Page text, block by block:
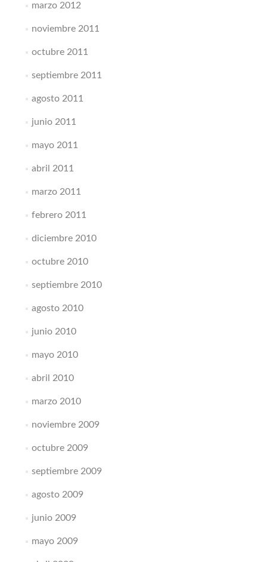
marzo 2012
noviembre 2011
octubre 2011
septiembre 2011
agosto 2011
junio 2011
mayo 2011
abril 2011
marzo 2011
febrero 2011
diciembre 2010
octubre 2010
septiembre 2010
agosto 2010
junio 2010
mayo 2010
abril 2010
marzo 2010
noviembre 2009
octubre 2009
septiembre 2009
agosto 2009
junio 2009
mayo 2009